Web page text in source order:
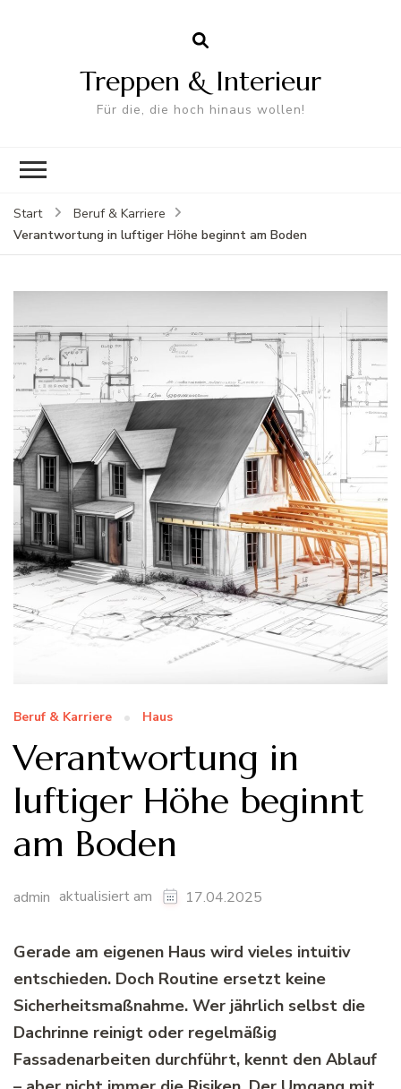
Treppen & Interieur
Für die, die hoch hinaus wollen!
Start
Beruf & Karriere
Verantwortung in luftiger Höhe beginnt am Boden
Beruf & Karriere Haus
Verantwortung in
luftiger Höhe beginnt
am Boden
admin aktualisiert am 17.04.2025
Gerade am eigenen Haus wird vieles intuitiv
entschieden. Doch Routine ersetzt keine
Sicherheitsmaßnahme. Wer jährlich selbst die
Dachrinne reinigt oder regelmäßig
Fassadenarbeiten durchführt, kennt den Ablauf